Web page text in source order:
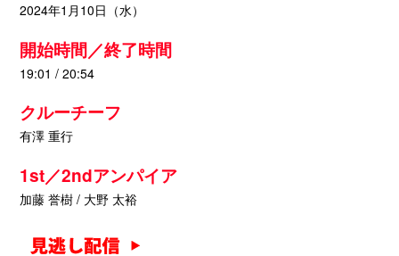
2024年1月10日（水）
開始時間／終了時間
19:01 / 20:54
クルーチーフ
有澤 重行
1st／2ndアンパイア
加藤 誉樹 / 大野 太裕